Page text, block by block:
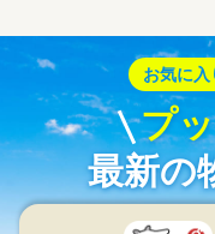
お気に入
プ
最新の